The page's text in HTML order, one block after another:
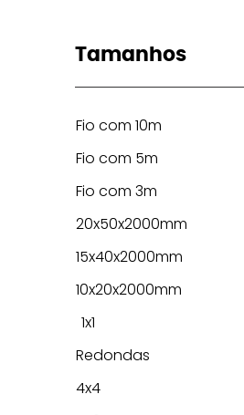
Tamanhos
Fio com 10m
Fio com 5m
Fio com 3m
20x50x2000mm
15x40x2000mm
10x20x2000mm
1x1
Redondas
4x4